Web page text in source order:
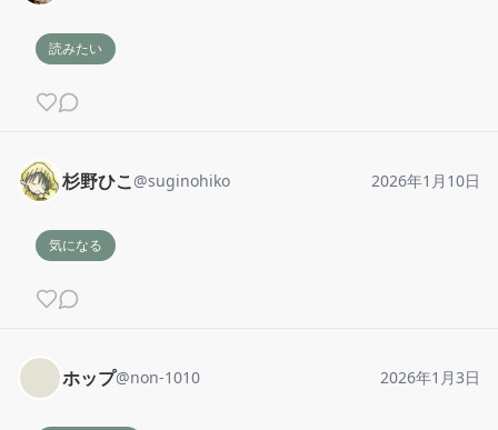
読みたい
杉野ひこ@suginohiko 2026年1月10日
気になる
ホップ@non-1010 2026年1月3日